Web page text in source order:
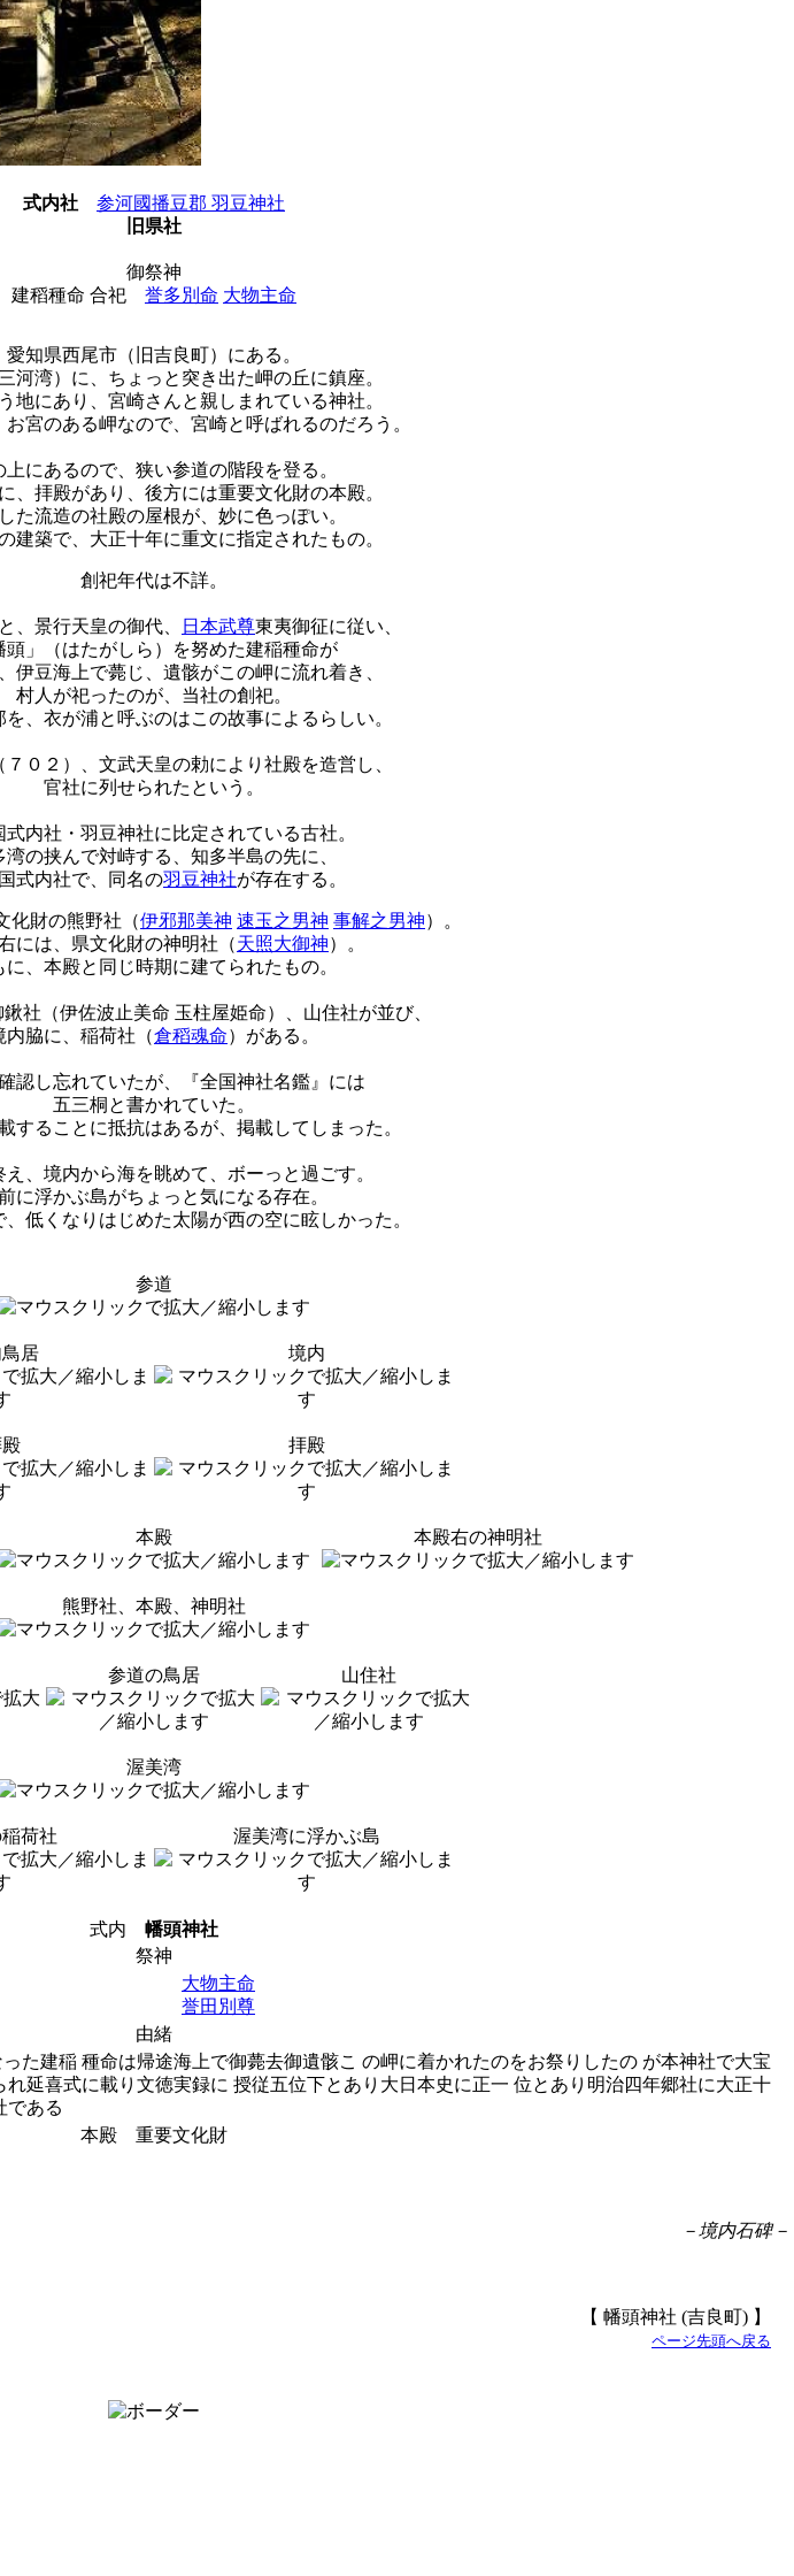
式内社
参河國播豆郡 羽豆神社
旧県社
御祭神
建稻種命 合祀 誉多別命 大物主命
愛知県西尾市（旧吉良町）にある。
河湾）に、ちょっと突き出た岬の丘に鎮座。
地にあり、宮崎さんと親しまれている神社。
お宮のある岬なので、宮崎と呼ばれるのだろう。
上にあるので、狭い参道の階段を登る。
、拝殿があり、後方には重要文化財の本殿。
た流造の社殿の屋根が、妙に色っぽい。
建築で、大正十年に重文に指定されたもの。
創祀年代は不詳。
、景行天皇の御代、 日本武尊東夷御征に従い、
頭」（はたがしら）を努めた建稲種命が
伊豆海上で薨じ、遺骸がこの岬に流れ着き、
村人が祀ったのが、当社の創祀。
を、衣が浦と呼ぶのはこの故事によるらしい。
７０２）、文武天皇の勅により社殿を造営し、
官社に列せられたという。
式内社・羽豆神社に比定されている古社。
湾の挟んで対峙する、知多半島の先に、
式内社で、同名の羽豆神社が存在する。
化財の熊野社（伊邪那美神 速玉之男神 事解之男神）。
には、県文化財の神明社（天照大御神）。
に、本殿と同じ時期に建てられたもの。
社（伊佐波止美命 玉柱屋姫命）、山住社が並び、
内脇に、稲荷社（倉稻魂命）がある。
認し忘れていたが、『全国神社名鑑』には
五三桐と書かれていた。
することに抵抗はあるが、掲載してしまった。
え、境内から海を眺めて、ボーっと過ごす。
に浮かぶ島がちょっと気になる存在。
低くなりはじめた太陽が西の空に眩しかった。
参道
居 境内
拝殿
本殿 本殿右の神明社
熊野社、本殿、神明社
参道の鳥居 山住社
渥美湾
荷社 渥美湾に浮かぶ島
式内 幡頭神社
祭神
大物主命
誉田別尊
由緒
た建稲 種命は帰途海上で御薨去御遺骸こ の岬に着かれたのをお祭りしたの が本神社で大宝
延喜式に載り文徳実録に 授従五位下とあり大日本史に正一 位とあり明治四年郷社に大正十
である
本殿 重要文化財
－境内石碑－
【 幡頭神社 (吉良町) 】
ページ先頭へ戻る